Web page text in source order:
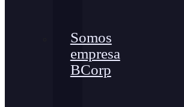
Somos
empresa
BCorp